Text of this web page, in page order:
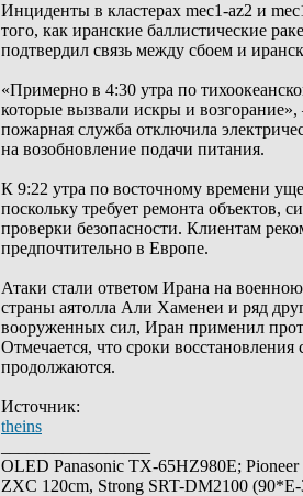
Инциденты в кластерах mec1-az2 и
того, как иранские баллистические
подтвердил связь между сбоем и
«Примерно в 4:30 утра по
которые вызвали искры и
пожарная служба отключила
на возобновление подачи питания.
К 9:22 утра по восточному времени
поскольку требует ремонта объектов,
проверки безопасности. Клиентам
предпочтительно в Европе.
Атаки стали ответом Ирана на
страны аятолла Али Хаменеи и ряд
вооруженных сил, Иран применил
Отмечается, что сроки
продолжаются.
Источник:
theins
OLED Panasonic TX-65HZ980E;
ZXC 120cm, Strong SRT-DM2100